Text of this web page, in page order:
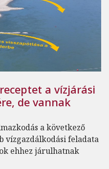
a vízjárási
de vannak
a következő
vízgazdálkodási feladata
ehhez járulhatnak